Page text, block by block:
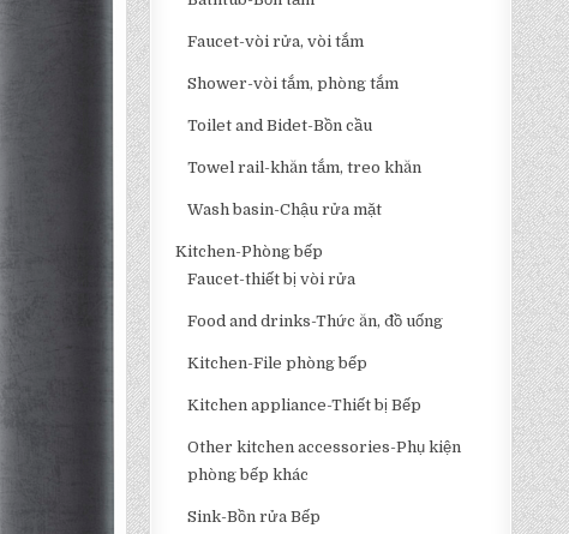
Faucet-vòi rửa, vòi tắm
Shower-vòi tắm, phòng tắm
Toilet and Bidet-Bồn cầu
Towel rail-khăn tắm, treo khăn
Wash basin-Chậu rửa mặt
Kitchen-Phòng bếp
Faucet-thiết bị vòi rửa
Food and drinks-Thức ăn, đồ uống
Kitchen-File phòng bếp
Kitchen appliance-Thiết bị Bếp
Other kitchen accessories-Phụ kiện
phòng bếp khác
Sink-Bồn rửa Bếp